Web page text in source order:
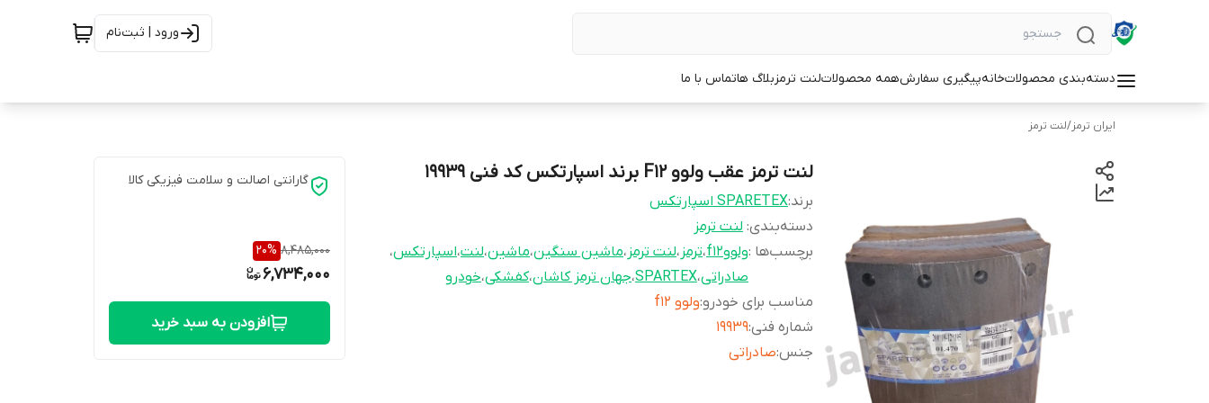
ورود | ثبت‌نام
دسته‌بندی محصولاتخانهپیگیری سفارشهمه محصولاتلنت ترمزبلاگ هاتماس با ما
ایران ترمز/لنت ترمز
لنت ترمز عقب ولوو F12 برند اسپارتکس کد فنی 19939
برند:SPARETEX اسپارتکس
دسته‌بندی: لنت ترمز
برچسب‌ها :ولووf12 ،ترمز ،لنت ترمز ،ماشین سنگین،ماشین،لنت،اسپارتکس،
صادراتی،SPARTEX،جهان ترمز کاشان،کفشکی،خودرو
مناسب برای خودرو:ولوو f12
شماره فنی:
19939
جنس:صادراتی
گارانتی اصالت و سلامت فیزیکی کالا
8,485,000
20%
6,734,000
افزودن به سبد خرید